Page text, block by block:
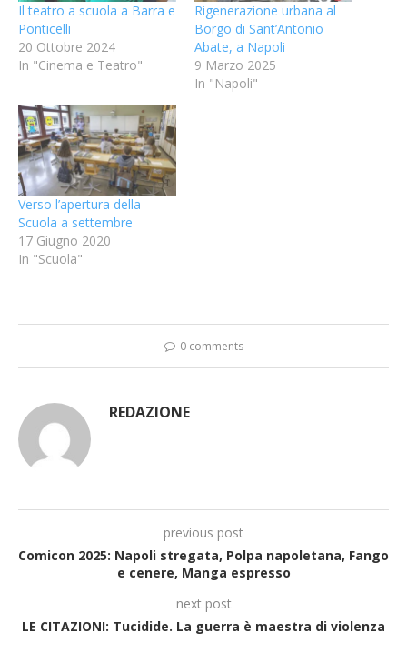
Il teatro a scuola a Barra e
Ponticelli
20 Ottobre 2024
In "Cinema e Teatro"
Rigenerazione urbana al
Borgo di Sant’Antonio
Abate, a Napoli
9 Marzo 2025
In "Napoli"
Verso l’apertura della
Scuola a settembre
17 Giugno 2020
In "Scuola"
0 comments
REDAZIONE
previous post
Comicon 2025: Napoli stregata, Polpa napoletana, Fango
e cenere, Manga espresso
next post
LE CITAZIONI: Tucidide. La guerra è maestra di violenza